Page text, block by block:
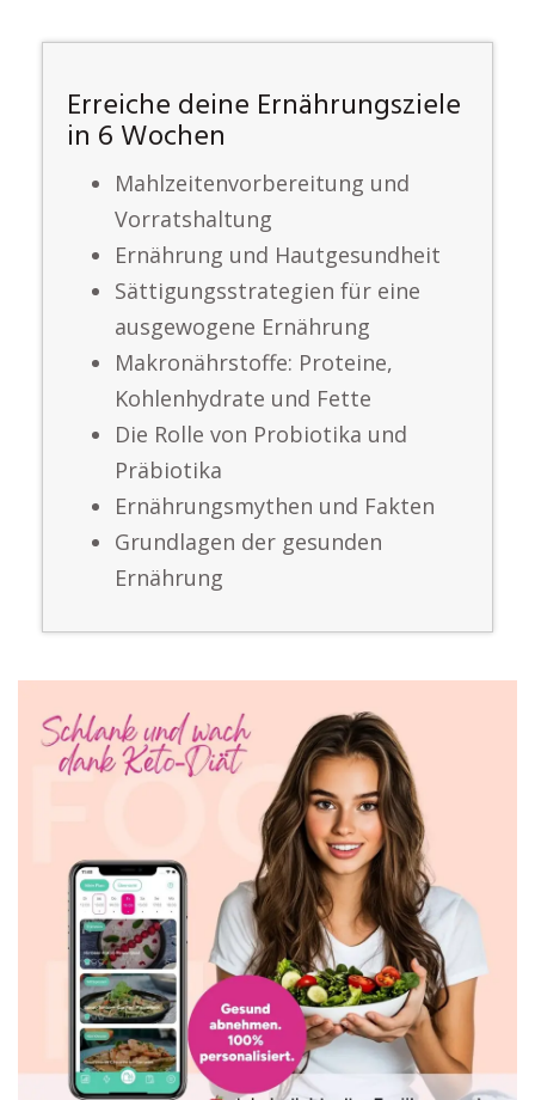
Erreiche deine Ernährungsziele
in 6 Wochen
Mahlzeitenvorbereitung und
Vorratshaltung
Ernährung und Hautgesundheit
Sättigungsstrategien für eine
ausgewogene Ernährung
Makronährstoffe: Proteine,
Kohlenhydrate und Fette
Die Rolle von Probiotika und
Präbiotika
Ernährungsmythen und Fakten
Grundlagen der gesunden
Ernährung